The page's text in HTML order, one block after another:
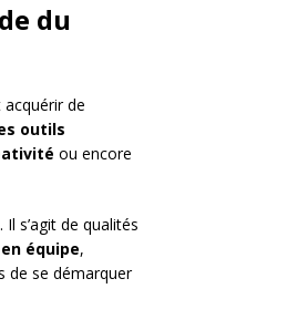
du
de
outils
ou encore
s’agit de qualités
équipe,
de se démarquer